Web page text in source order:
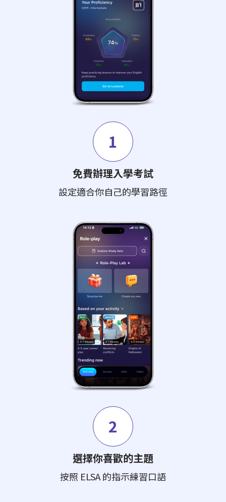
1
免費辦理入學考試
設定適合你自己的學習路徑
2
選擇你喜歡的主題
按照 ELSA 的指示練習口語